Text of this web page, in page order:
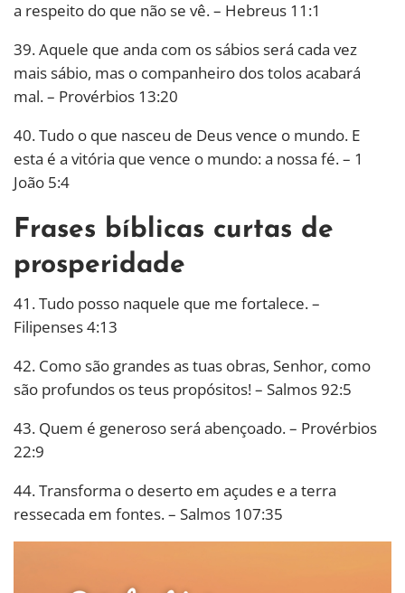
a respeito do que não se vê. – Hebreus 11:1
39. Aquele que anda com os sábios será cada vez
mais sábio, mas o companheiro dos tolos acabará
mal. – Provérbios 13:20
40. Tudo o que nasceu de Deus vence o mundo. E
esta é a vitória que vence o mundo: a nossa fé. – 1
João 5:4
Frases bíblicas curtas de
prosperidade
41. Tudo posso naquele que me fortalece. –
Filipenses 4:13
42. Como são grandes as tuas obras, Senhor, como
são profundos os teus propósitos! – Salmos 92:5
43. Quem é generoso será abençoado. – Provérbios
22:9
44. Transforma o deserto em açudes e a terra
ressecada em fontes. – Salmos 107:35